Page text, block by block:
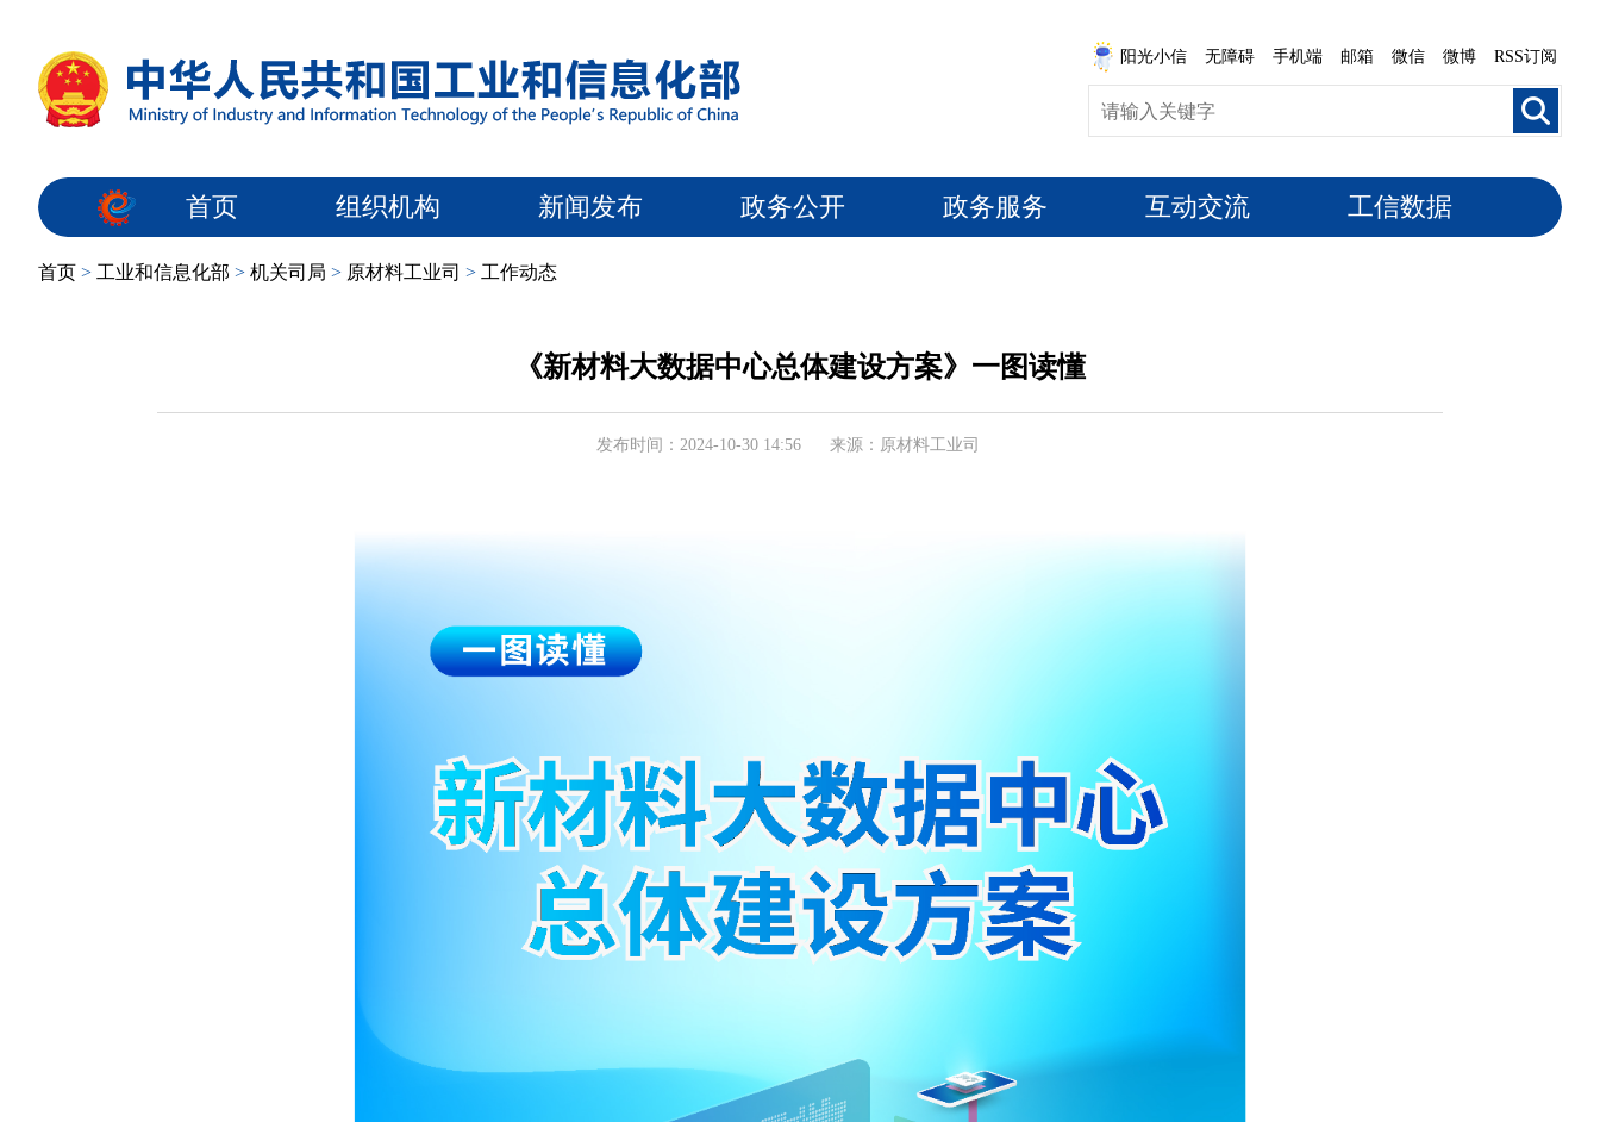
阳光小信 无障碍 手机端 邮箱 微信 微博 RSS订阅
首页 组织机构 新闻发布 政务公开 政务服务 互动交流 工信数据
首页 > 工业和信息化部 > 机关司局 > 原材料工业司 > 工作动态
《新材料大数据中心总体建设方案》一图读懂
发布时间：2024-10-30 14:56 来源：原材料工业司